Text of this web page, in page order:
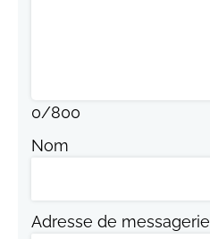
0/800
Nom
Adresse de messagerie